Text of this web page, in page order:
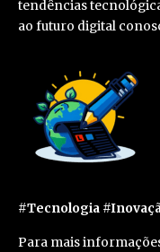
tendências
ao futuro digital
#Tecnologia
Para mais